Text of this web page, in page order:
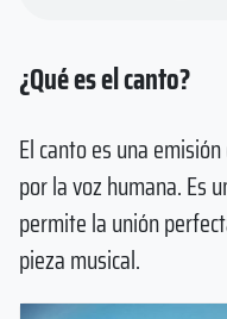
¿Qué es el canto?
El canto es una
por la voz humana. Es
permite la unión
pieza musical.